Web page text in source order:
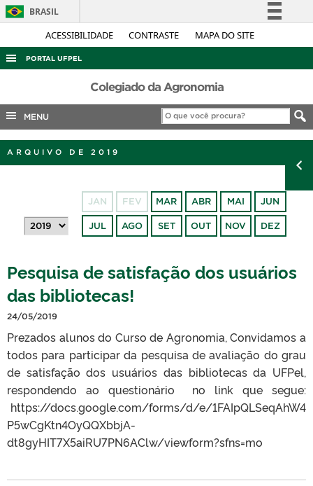
ACESSIBILIDADE CONTRASTE MAPA DO SITE
BRASIL
Simplifique!
Legislação
Canais
PORTAL UFPEL
ACESSO À INFORMAÇÃO
AUDITORIA
COBALTO
CONCURSOS
OUVIDORIA
TELEFONES
Colegiado da Agronomia
MENU
ARQUIVO DE 2019
JAN FEV MAR ABR MAI JUN
JUL AGO SET OUT NOV DEZ
Pesquisa de satisfação dos usuários
das bibliotecas!
24/05/2019
Prezados alunos do Curso de Agronomia, Convidamos a
todos para participar da pesquisa de avaliação do grau
de satisfação dos usuários das bibliotecas da UFPel,
respondendo ao questionário no link que segue:
https://docs.google.com/forms/d/e/1FAIpQLSeqAhW4
P5wCgKtn4OyQQXbbjA-
dt8gyHIT7X5aiRU7PN6AClw/viewform?sfns=mo